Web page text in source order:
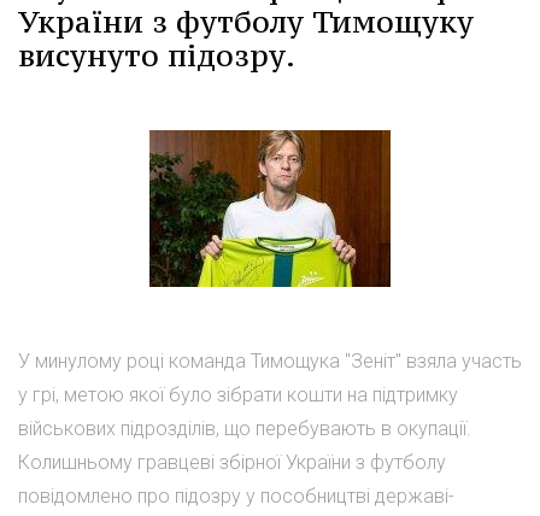
України з футболу Тимощуку
висунуто підозру.
У минулому році команда Тимощука "Зеніт" взяла участь
у грі, метою якої було зібрати кошти на підтримку
військових підрозділів, що перебувають в окупації.
Колишньому гравцеві збірної України з футболу
повідомлено про підозру у пособництві державі-